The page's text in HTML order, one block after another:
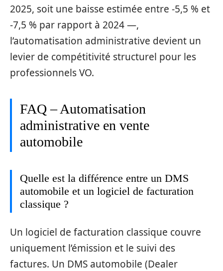
2025, soit une baisse estimée entre -5,5 % et
-7,5 % par rapport à 2024 —,
l’automatisation administrative devient un
levier de compétitivité structurel pour les
professionnels VO.
FAQ – Automatisation
administrative en vente
automobile
Quelle est la différence entre un DMS
automobile et un logiciel de facturation
classique ?
Un logiciel de facturation classique couvre
uniquement l’émission et le suivi des
factures. Un DMS automobile (Dealer